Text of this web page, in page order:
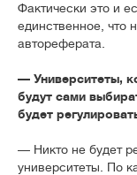
Фактически это и
единственное, что
автореферата.
— Университеты,
будут сами
будет
— Никто не будет
университеты. По